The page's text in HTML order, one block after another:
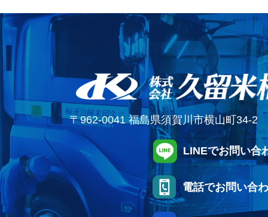
〒962-0041 福島県須賀川市横山町34-2
LINEでお問い合
電話でお問い合